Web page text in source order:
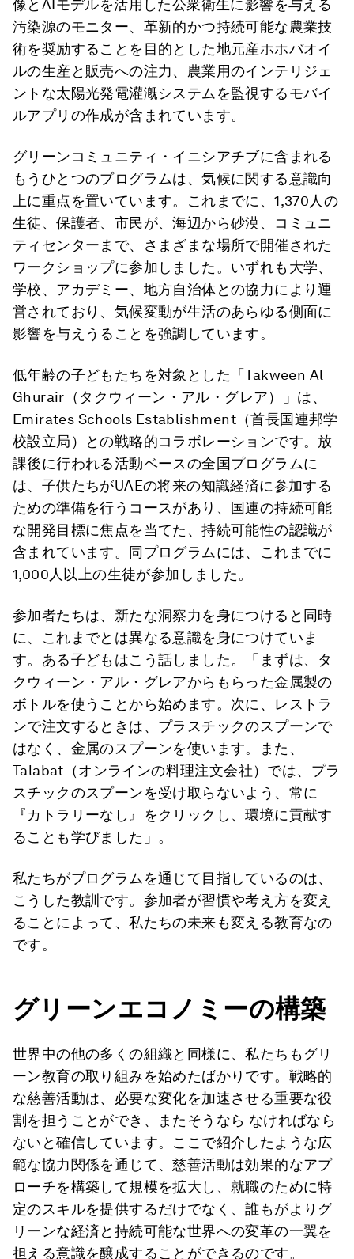
像とAIモデルを活用した公衆衛生に影響を与える
汚染源のモニター、革新的かつ持続可能な農業技
術を奨励することを目的とした地元産ホホバオイ
ルの生産と販売への注力、農業用のインテリジェ
ントな太陽光発電灌漑システムを監視するモバイ
ルアプリの作成が含まれています。
グリーンコミュニティ・イニシアチブに含まれる
もうひとつのプログラムは、気候に関する意識向
上に重点を置いています。これまでに、1,370人の
生徒、保護者、市民が、海辺から砂漠、コミュニ
ティセンターまで、さまざまな場所で開催された
ワークショップに参加しました。いずれも大学、
学校、アカデミー、地方自治体との協力により運
営されており、気候変動が生活のあらゆる側面に
影響を与えうることを強調しています。
低年齢の子どもたちを対象とした「Takween Al
Ghurair（タクウィーン・アル・グレア）」は、
Emirates Schools Establishment（首長国連邦学
校設立局）との戦略的コラボレーションです。放
課後に行われる活動ベースの全国プログラムに
は、子供たちがUAEの将来の知識経済に参加する
ための準備を行うコースがあり、国連の持続可能
な開発目標に焦点を当てた、持続可能性の認識が
含まれています。同プログラムには、これまでに
1,000人以上の生徒が参加しました。
参加者たちは、新たな洞察力を身につけると同時
に、これまでとは異なる意識を身につけていま
す。ある子どもはこう話しました。「まずは、タ
クウィーン・アル・グレアからもらった金属製の
ボトルを使うことから始めます。次に、レストラ
ンで注文するときは、プラスチックのスプーンで
はなく、金属のスプーンを使います。また、
Talabat（オンラインの料理注文会社）では、プラ
スチックのスプーンを受け取らないよう、常に
『カトラリーなし』をクリックし、環境に貢献す
ることも学びました」。
私たちがプログラムを通じて目指しているのは、
こうした教訓です。参加者が習慣や考え方を変え
ることによって、私たちの未来も変える教育なの
です。
グリーンエコノミーの構築
世界中の他の多くの組織と同様に、私たちもグリ
ーン教育の取り組みを始めたばかりです。戦略的
な慈善活動は、必要な変化を加速させる重要な役
割を担うことができ、またそうなら なければなら
ないと確信しています。ここで紹介したような広
範な協力関係を通じて、慈善活動は効果的なアプ
ローチを構築して規模を拡大し、就職のために特
定のスキルを提供するだけでなく、誰もがよりグ
リーンな経済と持続可能な世界への変革の一翼を
担える意識を醸成することができるのです。